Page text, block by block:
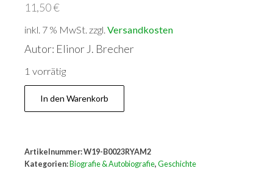
11,50€
inkl. 7 % MwSt. zzgl. Versandkosten
Autor: Elinor J. Brecher
1 vorrätig
stand
Liste
In den Warenkorb
Artikelnummer:W19-B0023RYAM2
Kategorien: Biografie & Autobiografie, Geschichte